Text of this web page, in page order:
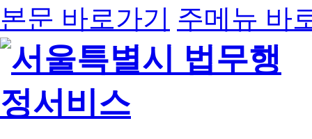
본문 바로가기 주메뉴 바